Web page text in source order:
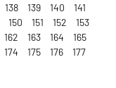
138 139 140
141
150 151 152
153
162 163 164
165
174 175 176
177